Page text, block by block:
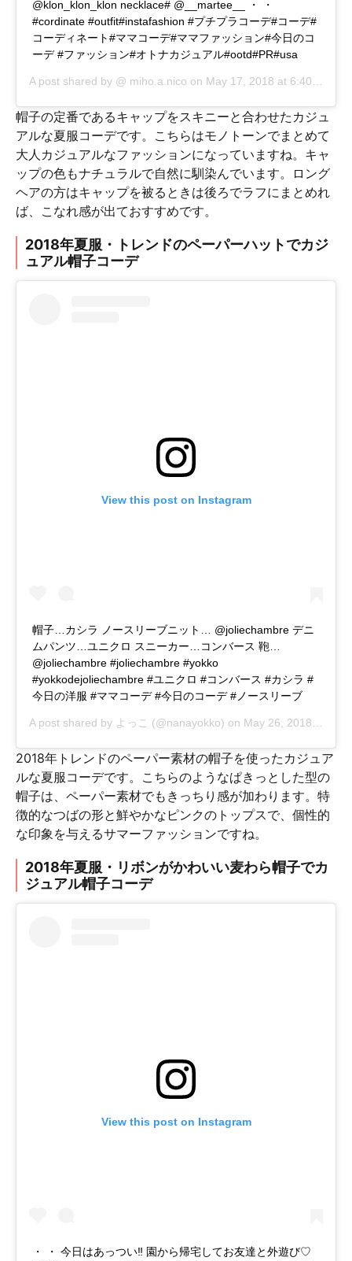
@klon_klon_klon necklace# @__martee__ ・ ・
#cordinate #outfit#instafashion #プチプラコーデ#コーデ#
コーディネート#ママコーデ#ママファッション#今日のコ
ーデ #ファッション#オトナカジュアル#ootd#PR#usa
A post shared by @ miho.a.nico on May 17, 2018 at 6:40am PDT
帽子の定番であるキャップをスキニーと合わせたカジュ
アルな夏服コーデです。こちらはモノトーンでまとめて
大人カジュアルなファッションになっていますね。キャ
ップの色もナチュラルで自然に馴染んでいます。ロング
ヘアの方はキャップを被るときは後ろでラフにまとめれ
ば、こなれ感が出ておすすめです。
2018年夏服・トレンドのペーパーハットでカジ
ュアル帽子コーデ
View this post on Instagram
帽子…カシラ ノースリーブニット… @joliechambre デニ
ムパンツ…ユニクロ スニーカー…コンバース 鞄…
@joliechambre #joliechambre #yokko
#yokkodejoliechambre #ユニクロ #コンバース #カシラ #
今日の洋服 #ママコーデ #今日のコーデ #ノースリーブ
A post shared by よっこ (@nanayokko) on May 26, 2018 at 8:15pm PDT
2018年トレンドのペーパー素材の帽子を使ったカジュア
ルな夏服コーデです。こちらのようなぱきっとした型の
帽子は、ペーパー素材でもきっちり感が加わります。特
徴的なつばの形と鮮やかなピンクのトップスで、個性的
な印象を与えるサマーファッションですね。
2018年夏服・リボンがかわいい麦わら帽子でカ
ジュアル帽子コーデ
View this post on Instagram
・ ・ 今日はあっつい‼︎ 園から帰宅してお友達と外遊び♡